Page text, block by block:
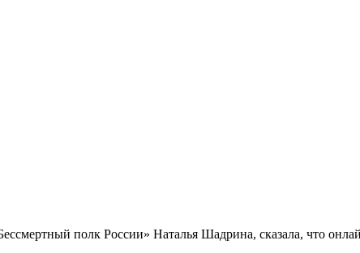
полк России» Наталья Шадрина, сказала, что